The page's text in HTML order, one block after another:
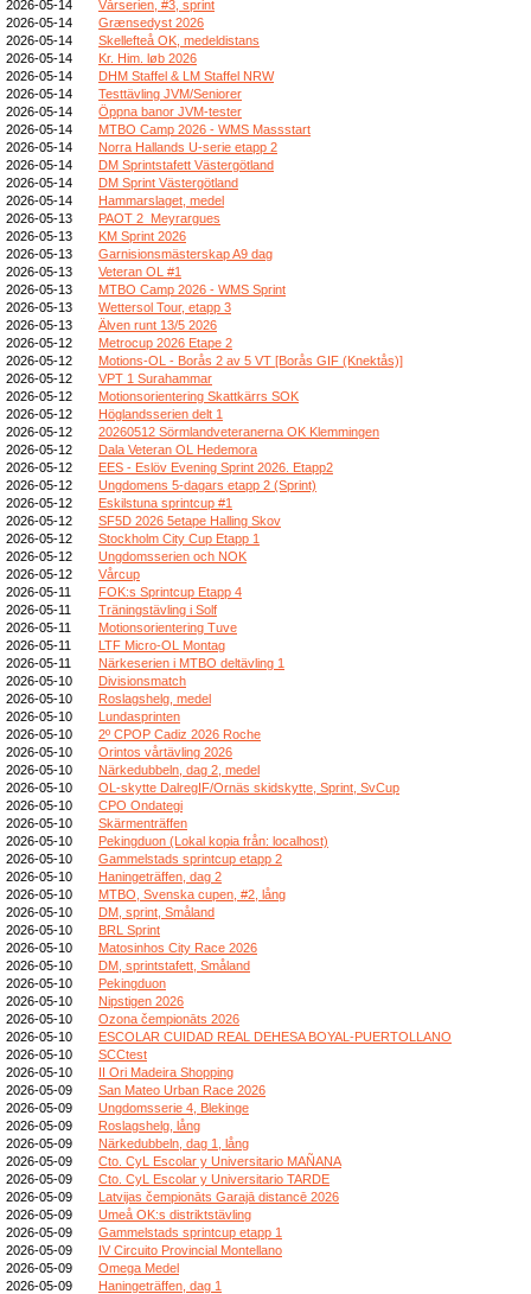
2026-05-14
Vårserien, #3, sprint
2026-05-14
Grænsedyst 2026
2026-05-14
Skellefteå OK, medeldistans
2026-05-14
Kr. Him. løb 2026
2026-05-14
DHM Staffel & LM Staffel NRW
2026-05-14
Testtävling JVM/Seniorer
2026-05-14
Öppna banor JVM-tester
2026-05-14
MTBO Camp 2026 - WMS Massstart
2026-05-14
Norra Hallands U-serie etapp 2
2026-05-14
DM Sprintstafett Västergötland
2026-05-14
DM Sprint Västergötland
2026-05-14
Hammarslaget, medel
2026-05-13
PAOT 2_Meyrargues
2026-05-13
KM Sprint 2026
2026-05-13
Garnisionsmästerskap A9 dag
2026-05-13
Veteran OL #1
2026-05-13
MTBO Camp 2026 - WMS Sprint
2026-05-13
Wettersol Tour, etapp 3
2026-05-13
Älven runt 13/5 2026
2026-05-12
Metrocup 2026 Etape 2
2026-05-12
Motions-OL - Borås 2 av 5 VT [Borås GIF (Knektås)]
2026-05-12
VPT 1 Surahammar
2026-05-12
Motionsorientering Skattkärrs SOK
2026-05-12
Höglandsserien delt 1
2026-05-12
20260512 Sörmlandveteranerna OK Klemmingen
2026-05-12
Dala Veteran OL Hedemora
2026-05-12
EES - Eslöv Evening Sprint 2026. Etapp2
2026-05-12
Ungdomens 5-dagars etapp 2 (Sprint)
2026-05-12
Eskilstuna sprintcup #1
2026-05-12
SF5D 2026 5etape Halling Skov
2026-05-12
Stockholm City Cup Etapp 1
2026-05-12
Ungdomsserien och NOK
2026-05-12
Vårcup
2026-05-11
FOK:s Sprintcup Etapp 4
2026-05-11
Träningstävling i Solf
2026-05-11
Motionsorientering Tuve
2026-05-11
LTF Micro-OL Montag
2026-05-11
Närkeserien i MTBO deltävling 1
2026-05-10
Divisionsmatch
2026-05-10
Roslagshelg, medel
2026-05-10
Lundasprinten
2026-05-10
2º CPOP Cadiz 2026 Roche
2026-05-10
Orintos vårtävling 2026
2026-05-10
Närkedubbeln, dag 2, medel
2026-05-10
OL-skytte DalregIF/Ornäs skidskytte, Sprint, SvCup
2026-05-10
CPO Ondategi
2026-05-10
Skärmenträffen
2026-05-10
Pekingduon (Lokal kopia från: localhost)
2026-05-10
Gammelstads sprintcup etapp 2
2026-05-10
Haningeträffen, dag 2
2026-05-10
MTBO, Svenska cupen, #2, lång
2026-05-10
DM, sprint, Småland
2026-05-10
BRL Sprint
2026-05-10
Matosinhos City Race 2026
2026-05-10
DM, sprintstafett, Småland
2026-05-10
Pekingduon
2026-05-10
Nipstigen 2026
2026-05-10
Ozona čempionāts 2026
2026-05-10
ESCOLAR CUIDAD REAL DEHESA BOYAL-PUERTOLLANO
2026-05-10
SCCtest
2026-05-10
II Ori Madeira Shopping
2026-05-09
San Mateo Urban Race 2026
2026-05-09
Ungdomsserie 4, Blekinge
2026-05-09
Roslagshelg, lång
2026-05-09
Närkedubbeln, dag 1, lång
2026-05-09
Cto. CyL Escolar y Universitario MAÑANA
2026-05-09
Cto. CyL Escolar y Universitario TARDE
2026-05-09
Latvijas čempionāts Garajā distancē 2026
2026-05-09
Umeå OK:s distriktstävling
2026-05-09
Gammelstads sprintcup etapp 1
2026-05-09
IV Circuito Provincial Montellano
2026-05-09
Omega Medel
2026-05-09
Haningeträffen, dag 1